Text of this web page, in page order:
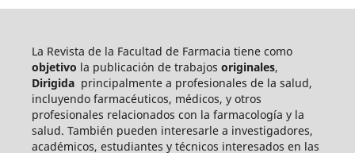
La Revista de la Facultad de Farmacia tiene como
objetivo la publicación de trabajos originales,
Dirigida principalmente a profesionales de la salud,
incluyendo farmacéuticos, médicos, y otros
profesionales relacionados con la farmacología y la
salud. También pueden interesarle a investigadores,
académicos, estudiantes y técnicos interesados en las